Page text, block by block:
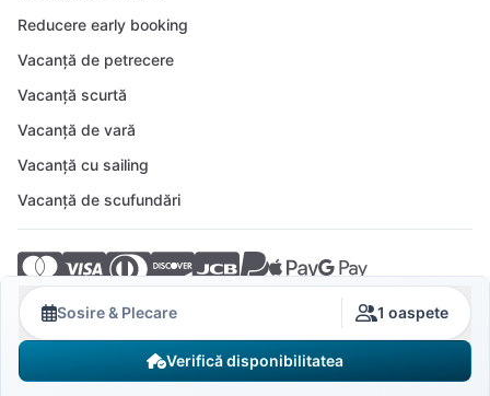
Sosire & Plecare 1 oaspete
Verifică disponibilitatea
Reducere early booking
Vacanță de petrecere
Vacanță scurtă
Vacanță de vară
Vacanță cu sailing
Vacanță de scufundări
© 2026 Crovillas GmbH